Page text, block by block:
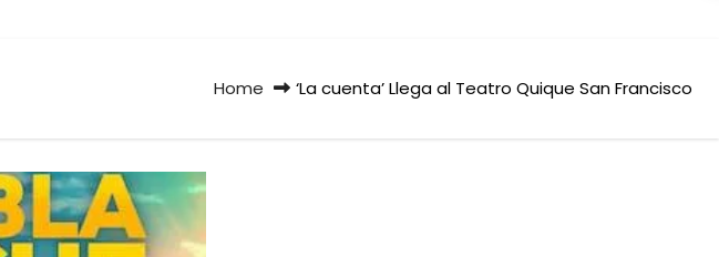
Home ‘La cuenta’ Llega al Teatro Quique San Francisco